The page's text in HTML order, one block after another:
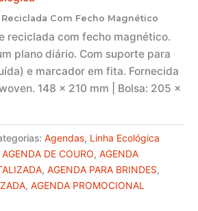
Com Fecho Magnético
reciclada com fecho magnético.
plano diário. Com suporte para
e marcador em fita. Fornecida
148 x 210 mm | Bolsa: 205 x
Agendas, Linha Ecológica
AGENDA DE COURO, AGENDA
, AGENDA PARA BRINDES,
, AGENDA PROMOCIONAL